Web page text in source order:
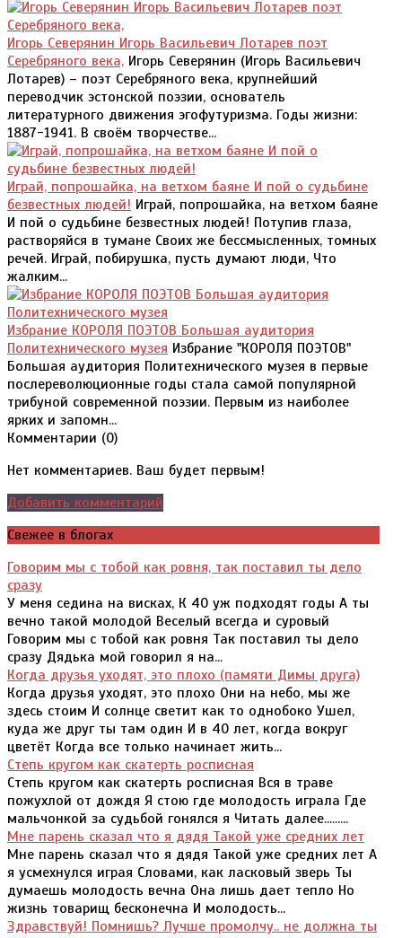
Игорь Северянин Игорь Васильевич Лотарев поэт
Серебряного века, Игорь Северянин (Игорь Васильевич
Лотарев) – поэт Серебряного века, крупнейший
переводчик эстонской поэзии, основатель
литературного движения эгофутуризма. Годы жизни:
1887-1941. В своём творчестве...
Играй, попрошайка, на ветхом баяне И пой о судьбине
безвестных людей! Играй, попрошайка, на ветхом баяне
И пой о судьбине безвестных людей! Потупив глаза,
растворяйся в тумане Своих же бессмысленных, томных
речей. Играй, побирушка, пусть думают люди, Что
жалким...
Избрание КОРОЛЯ ПОЭТОВ Большая аудитория
Политехнического музея Избрание "КОРОЛЯ ПОЭТОВ"
Большая аудитория Политехнического музея в первые
послереволюционные годы стала самой популярной
трибуной современной поэзии. Первым из наиболее
ярких и запомн...
Комментарии (0)
Нет комментариев. Ваш будет первым!
Добавить комментарий
Свежее в блогах
Говорим мы с тобой как ровня, так поставил ты дело
сразу
У меня седина на висках, К 40 уж подходят годы А ты
вечно такой молодой Веселый всегда и суровый
Говорим мы с тобой как ровня Так поставил ты дело
сразу Дядька мой говорил я на...
Когда друзья уходят, это плохо (памяти Димы друга)
Когда друзья уходят, это плохо Они на небо, мы же
здесь стоим И солнце светит как то однобоко Ушел,
куда же друг ты там один И в 40 лет, когда вокруг
цветёт Когда все только начинает жить...
Степь кругом как скатерть росписная
Степь кругом как скатерть росписная Вся в траве
пожухлой от дождя Я стою где молодость играла Где
мальчонкой за судьбой гонялся я Читать далее.........
Мне парень сказал что я дядя Такой уже средних лет
Мне парень сказал что я дядя Такой уже средних лет А
я усмехнулся играя Словами, как ласковый зверь Ты
думаешь молодость вечна Она лишь дает тепло Но
жизнь товарищ бесконечна И молодость...
Здравствуй! Помнишь? Лучше промолчу.. не должна ты